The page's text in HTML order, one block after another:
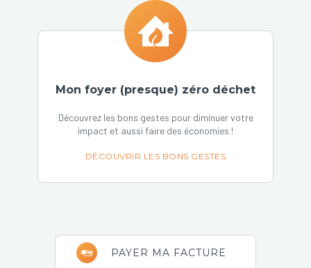
Mon foyer (presque) zéro déchet
Découvrez les bons gestes pour diminuer votre
impact et aussi faire des économies !
DÉCOUVRIR LES BONS GESTES
Barre
latérale
PAYER MA FACTURE